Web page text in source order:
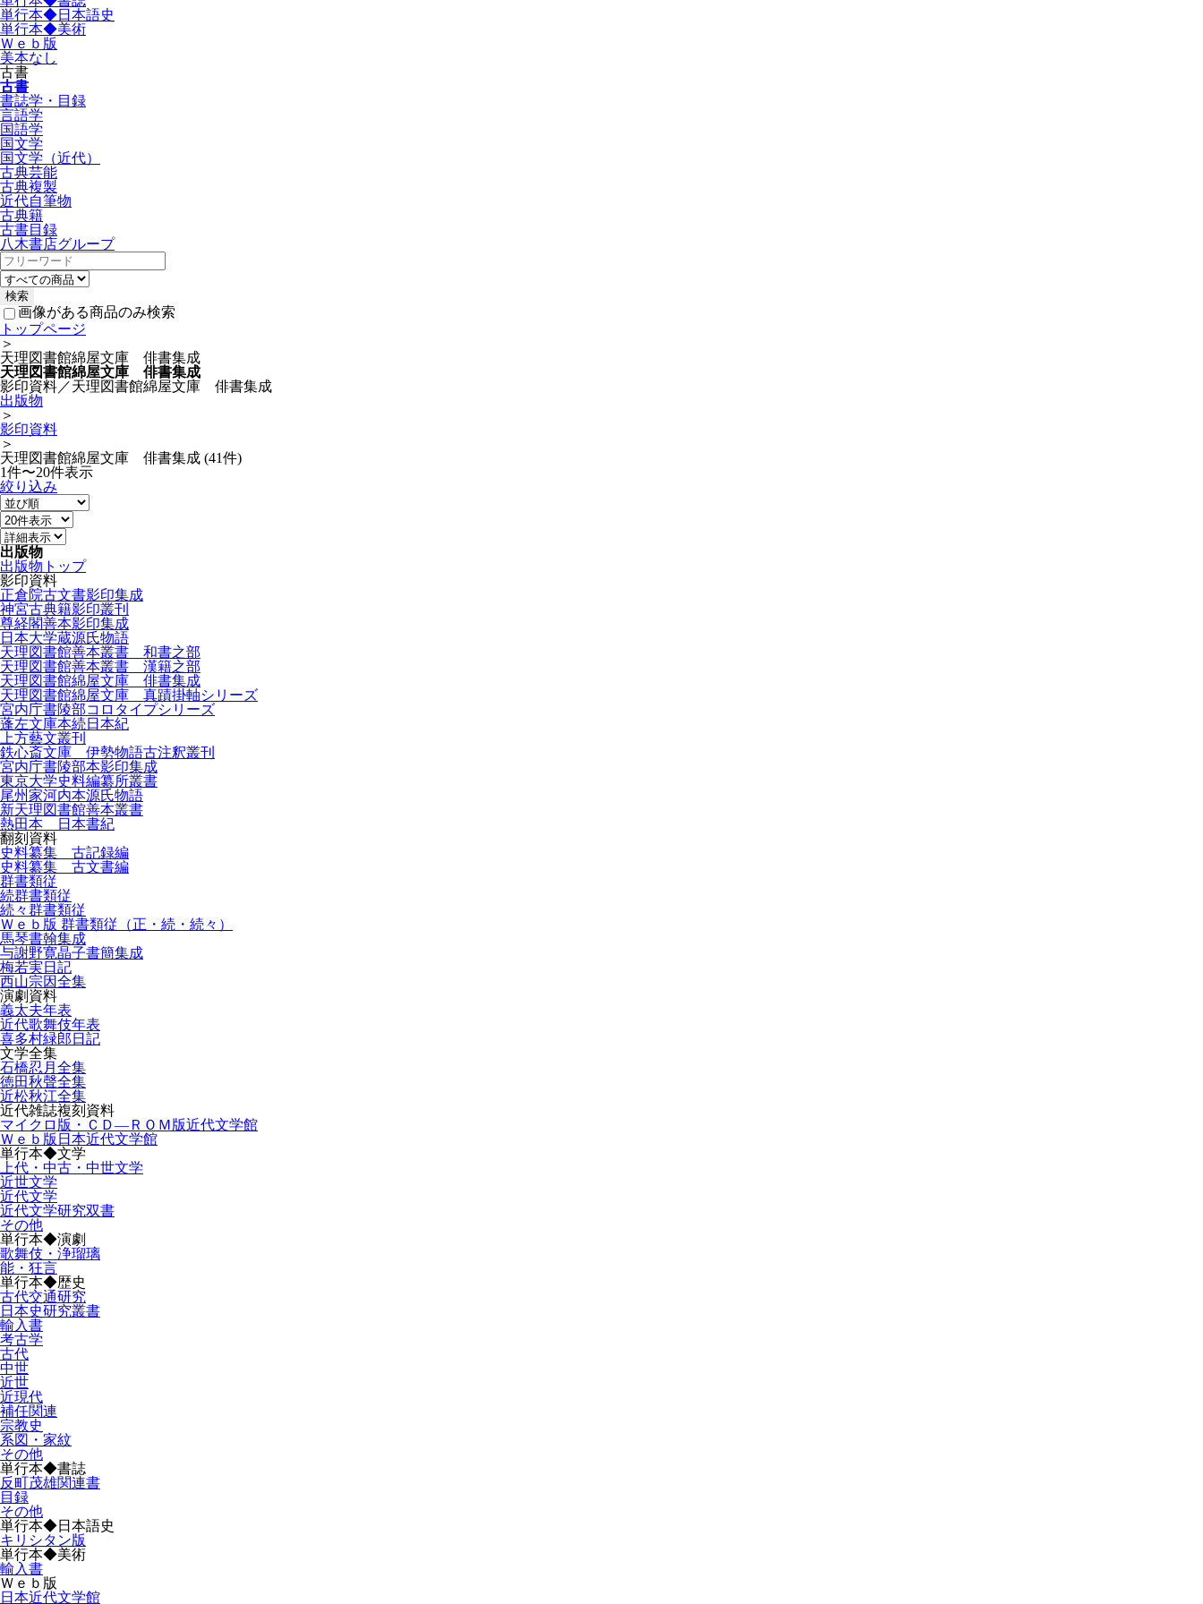
単行本◆日本語史
単行本◆美術
Ｗｅｂ版
美本なし
古書
古書
書誌学・目録
言語学
国語学
国文学
国文学（近代）
古典芸能
古典複製
近代自筆物
古典籍
古書目録
八木書店グループ
画像がある商品のみ検索
トップページ
＞
天理図書館綿屋文庫 俳書集成
天理図書館綿屋文庫 俳書集成
影印資料／天理図書館綿屋文庫 俳書集成
出版物
＞
影印資料
＞
天理図書館綿屋文庫 俳書集成 (41件)
1件〜20件表示
絞り込み
出版物
出版物トップ
影印資料
正倉院古文書影印集成
神宮古典籍影印叢刊
尊経閣善本影印集成
日本大学蔵源氏物語
天理図書館善本叢書 和書之部
天理図書館善本叢書 漢籍之部
天理図書館綿屋文庫 俳書集成
天理図書館綿屋文庫 真蹟掛軸シリーズ
宮内庁書陵部コロタイプシリーズ
蓬左文庫本続日本紀
上方藝文叢刊
鉄心斎文庫 伊勢物語古注釈叢刊
宮内庁書陵部本影印集成
東京大学史料編纂所叢書
尾州家河内本源氏物語
新天理図書館善本叢書
熱田本 日本書紀
翻刻資料
史料纂集 古記録編
史料纂集 古文書編
群書類従
続群書類従
続々群書類従
Ｗｅｂ版 群書類従（正・続・続々）
馬琴書翰集成
与謝野寛晶子書簡集成
梅若実日記
西山宗因全集
演劇資料
義太夫年表
近代歌舞伎年表
喜多村緑郎日記
文学全集
石橋忍月全集
徳田秋聲全集
近松秋江全集
近代雑誌複刻資料
マイクロ版・ＣＤ―ＲＯＭ版近代文学館
Ｗｅｂ版日本近代文学館
単行本◆文学
上代・中古・中世文学
近世文学
近代文学
近代文学研究双書
その他
単行本◆演劇
歌舞伎・浄瑠璃
能・狂言
単行本◆歴史
古代交通研究
日本史研究叢書
輸入書
考古学
古代
中世
近世
近現代
補任関連
宗教史
系図・家紋
その他
単行本◆書誌
反町茂雄関連書
目録
その他
単行本◆日本語史
キリシタン版
単行本◆美術
輸入書
Ｗｅｂ版
日本近代文学館